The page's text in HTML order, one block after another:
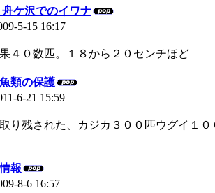
ケ沢でのイワナ
5-15 16:17
４０数匹。１８から２０センチほど
類の保護
6-21 15:59
り残された、カジカ３００匹ウグイ１
報
8-6 16:57